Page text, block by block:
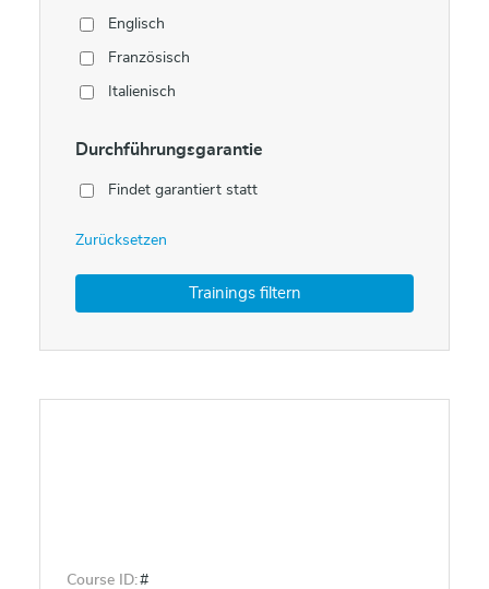
Englisch
Französisch
Italienisch
Durchführungsgarantie
Findet garantiert statt
Zurücksetzen
Course ID:#